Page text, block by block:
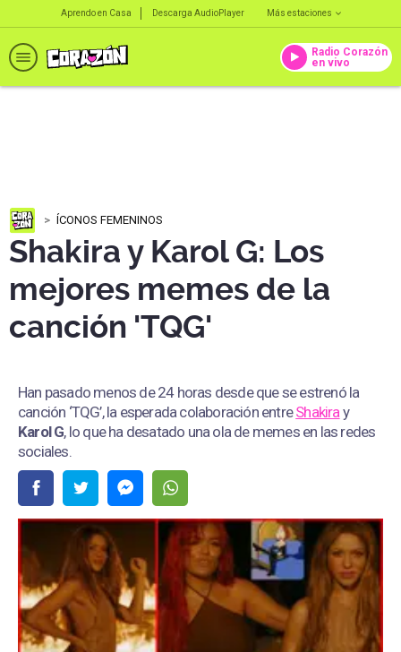
Aprendo en Casa Descarga AudioPlayer Más estaciones
Radio Corazón
en vivo
ÍCONOS FEMENINOS
Shakira y Karol G: Los
mejores memes de la
canción 'TQG'
Han pasado menos de 24 horas desde que se estrenó la
canción ‘TQG’, la esperada colaboración entreShakira y
Karol G, lo que ha desatado una ola de memes en las redes
sociales.